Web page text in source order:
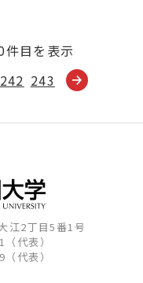
目を表示
242 243
江2丁目5番1号
代表）
代表）